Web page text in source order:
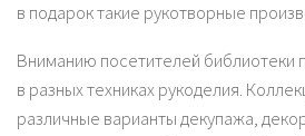
в подарок такие рукотворные
Вниманию посетителей библиотеки
в разных техниках рукоделия.
различные варианты декупажа,